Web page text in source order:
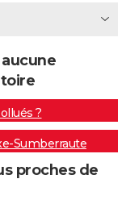
?
Sumberraute
proches de